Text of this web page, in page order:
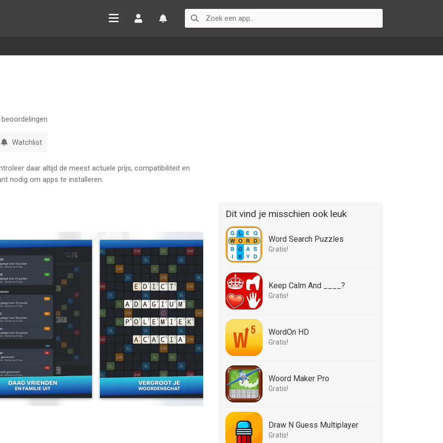
beoordelingen
Watchlist
daar altijd de meest actuele prijs, compatibiliteit en
nodig om apps te installeren.
punten voor je
(drie)dubbele
leggen.
toestemming om een tegenstander voor je te vinden. Je
juist de grond in boren. De keuze is aan jou!
de variant waarbij de verschillende woord- en
Zo is geen enkel spel hetzelfde!
voor je vinden
en letterwaardes worden gehusseld
Dit vind je misschien ook leuk
Word Search Puzzles
Gratis!
Keep Calm And ____?
Gratis!
WordOn HD
Gratis!
Woord Maker Pro
Gratis!
Draw N Guess Multiplayer
Gratis!